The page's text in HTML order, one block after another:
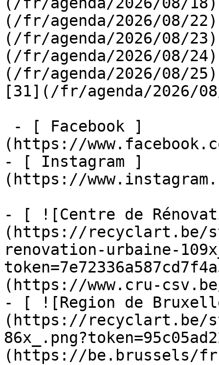
(/fr/agenda/2026/08/
(/fr/agenda/2026/08/
(/fr/agenda/2026/08/
(/fr/agenda/2026/08/
[31](/fr/agenda/
(https://
- [ Instagram ]
(https://
- [ ![Centre de
(https://recyclart.be/
renovation-urbaine-
(https://www.cru-
- [ ![Region de
(https://recyclart.be/
(https://be.brussels/